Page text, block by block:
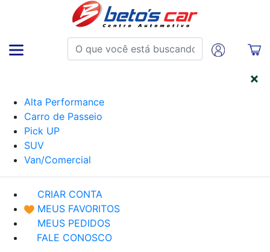
Alta Performance
Carro de Passeio
Pick UP
SUV
Van/Comercial
CRIAR CONTA
MEUS FAVORITOS
MEUS PEDIDOS
FALE CONOSCO